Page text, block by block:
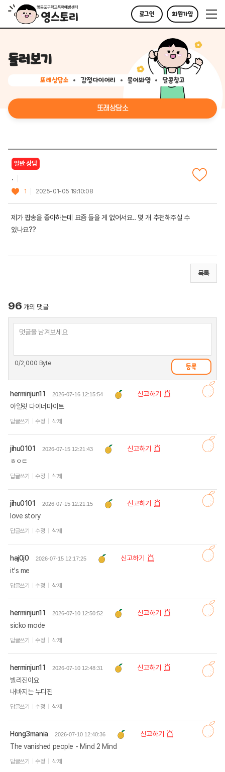
로그인 회원가입
둘러보기
또래상담소 감정다이어리 물어봐영 달콤창고
또래상담소
일반 상담
.
1
2025-01-05 19:10:08
제가 팝송을 좋아하는데 요즘 들을 게 없어서요.. 몇 개 추천해주실 수
있나요??
목록
96 개의 댓글
0/2,000 Byte
herminjun11 2026-07-16 12:15:54
신고하기
아일릿 다이너마이트
답글쓰기 수정 삭제
jihu0101 2026-07-15 12:21:43
신고하기
ㅎㅇㅌ
답글쓰기 수정 삭제
jihu0101 2026-07-15 12:21:15
신고하기
love story
답글쓰기 수정 삭제
haj0j0 2026-07-15 12:17:25
신고하기
it's me
답글쓰기 수정 삭제
herminjun11 2026-07-10 12:50:52
신고하기
sicko mode
답글쓰기 수정 삭제
herminjun11 2026-07-10 12:48:31
신고하기
빌리진이요
내바지는 누디진
답글쓰기 수정 삭제
Hong3mania 2026-07-10 12:40:36
신고하기
The vanished people - Mind 2 Mind
답글쓰기 수정 삭제